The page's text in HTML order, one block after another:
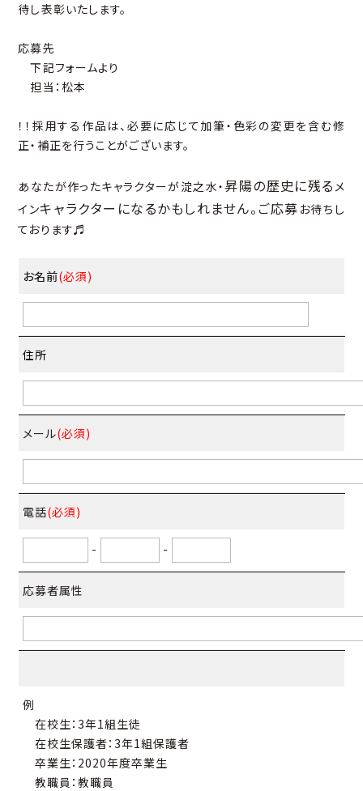
待し表彰いたします。
応募先
下記フォームより
担当：松本
！！採用する作品は、必要に応じて加筆・色彩の変更を含む修
正・補正を行うことがございます。
あなたが作ったキャラクターが淀之水・昇陽の歴史に残るメ
インキャラクターになるかもしれません。ご応募 お待ちし
ております♬
お名前(必須)
住所
メール(必須)
電話(必須)
- -
応募者属性
例
在校生：3年1組生徒
在校生保護者：3年1組保護者
卒業生：2020年度卒業生
教職員：教職員